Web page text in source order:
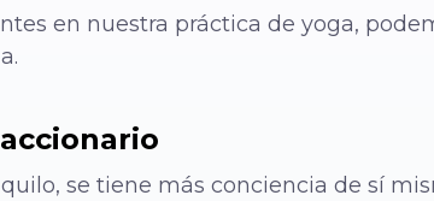
en nuestra práctica de yoga,
se tiene más conciencia de sí